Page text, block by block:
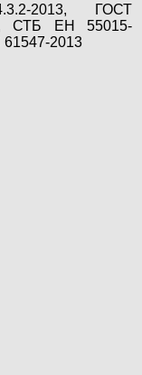
2013, ГОСТ
СТБ ЕН 55015-
2013